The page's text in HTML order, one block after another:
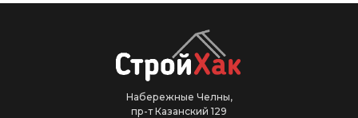
Набережные Челны,
пр-т Казанский 129